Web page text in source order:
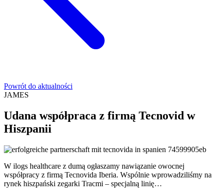
Powrót do aktualności
JAMES
Udana współpraca z firmą Tecnovid w
Hiszpanii
W ilogs healthcare z dumą ogłaszamy nawiązanie owocnej
współpracy z firmą Tecnovida Iberia. Wspólnie wprowadziliśmy na
rynek hiszpański zegarki Tracmi – specjalną linię…